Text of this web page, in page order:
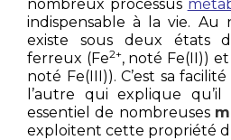
nombreux processus
indispensable à la vie. Au
existe sous deux états
ferreux (Fe2+, noté Fe(II))
noté Fe(III)). C’est sa
l’autre qui explique
essentiel de nombreuses
exploitent cette propriété